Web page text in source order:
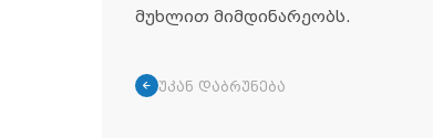
მუხლით მიმდინარეობს.
უკან დაბრუნება